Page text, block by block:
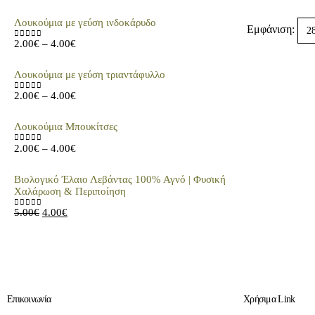
Εμφάνιση:
Λουκούμια με γεύση ινδοκάρυδο
0out of 5
2.00€ – 4.00€
Λουκούμια με γεύση τριαντάφυλλο
0out of 5
2.00€ – 4.00€
Λουκούμια Μπουκίτσες
0out of 5
2.00€ – 4.00€
Βιολογικό Έλαιο Λεβάντας 100% Αγνό | Φυσική
Χαλάρωση & Περιποίηση
0out of 5
5.00€ 4.00€
Επικοινωνία Χρήσιμα Link